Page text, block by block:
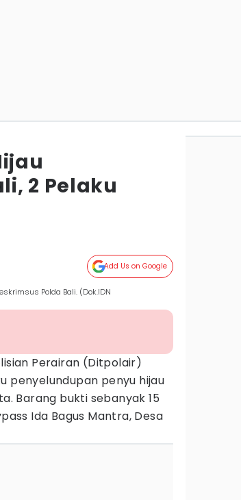
2 Pelaku
Add Us on Google
Polda Bali. (Dok.IDN
Perairan (Ditpolair)
penyelundupan penyu hijau
Barang bukti sebanyak 15
Ida Bagus Mantra, Desa